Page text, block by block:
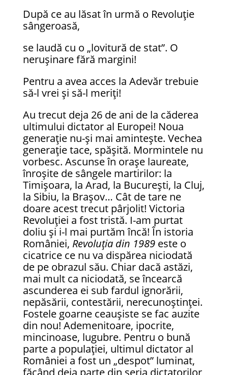
După ce au lăsat în urmă o Revoluție
sângeroasă,
se laudă cu o „lovitură de stat”. O
nerușinare fără margini!
Pentru a avea acces la Adevăr trebuie
să-l vrei și să-l meriți!
Au trecut deja 26 de ani de la căderea
ultimului dictator al Europei! Noua
generație nu-și mai amintește. Vechea
generație tace, spășită. Mormintele nu
vorbesc. Ascunse în orașe laureate,
înroșite de sângele martirilor: la
Timișoara, la Arad, la București, la Cluj,
la Sibiu, la Brașov… Cât de tare ne
doare acest trecut pârjolit! Victoria
Revoluției a fost tristă. I-am purtat
doliu și i-l mai purtăm încă! În istoria
României, Revoluția din 1989 este o
cicatrice ce nu va dispărea niciodată
de pe obrazul său. Chiar dacă astăzi,
mai mult ca niciodată, se încearcă
ascunderea ei sub fardul ignorării,
nepăsării, contestării, nerecunoștinței.
Fostele goarne ceaușiste se fac auzite
din nou! Ademenitoare, ipocrite,
mincinoase, lugubre. Pentru o bună
parte a populației, ultimul dictator al
României a fost un „despot” luminat,